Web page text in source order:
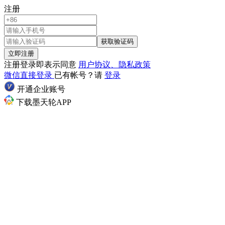
注册
获取验证码
立即注册
注册登录即表示同意 用户协议、隐私政策
微信直接登录 已有帐号？请 登录
开通企业账号
下载墨天轮APP